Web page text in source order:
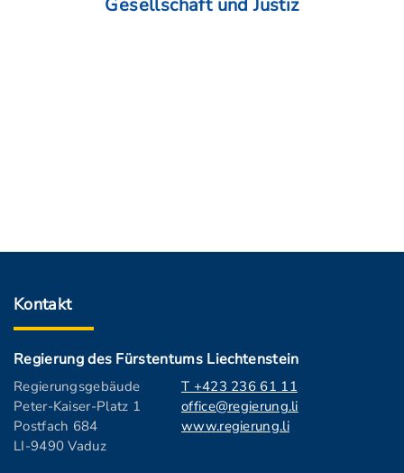
Gesellschaft und Justiz
Kontakt
Regierung des Fürstentums Liechtenstein
Regierungsgebäude
Peter-Kaiser-Platz 1
Postfach 684
LI-9490 Vaduz
T +423 236 61 11
office@regierung.li
www.regierung.li